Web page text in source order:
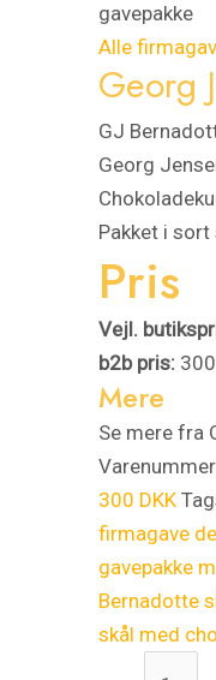
gavepakke
Alle
Georg
GJ
Georg
Pakket i
Pris
Vejl.
b2b pris:
Mere
Se mere fra
300 DKK
firmagave
gavepakke
Bernadotte
skål med